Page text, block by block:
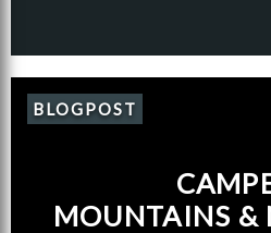
BLOGPOST
MOUNTAINS &